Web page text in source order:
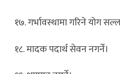
१७. गर्भावस्थामा गरिने योग
१८. मादक पदार्थ सेवन नगर्ने।